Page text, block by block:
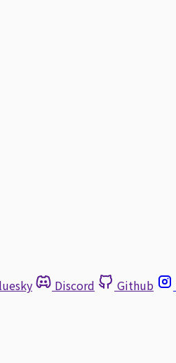
Discord Github